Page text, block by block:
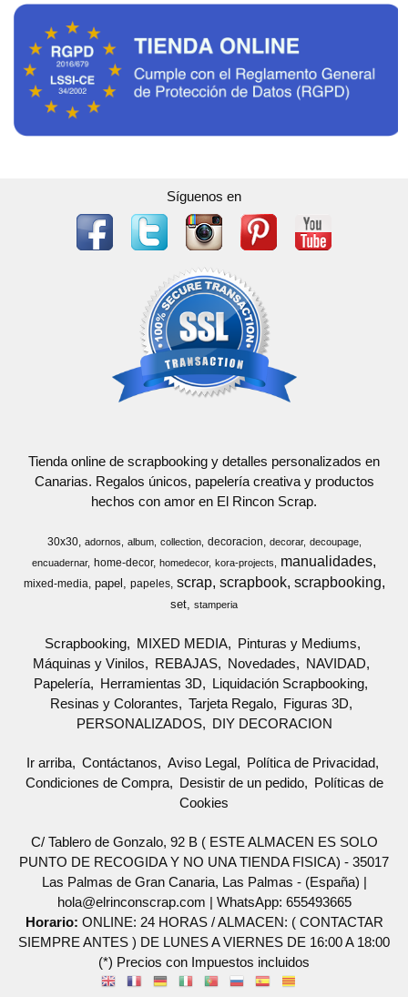
Síguenos en
Tienda online de scrapbooking y detalles personalizados en
Canarias. Regalos únicos, papelería creativa y productos
hechos con amor en El Rincon Scrap.
30x30 adornos album collection decoracion decorar
decoupage
encuadernar
home-decor homedecor kora-projects manualidades
mixed-media papel papeles scrap scrapbook scrapbooking
set stamperia
Scrapbooking MIXED MEDIA
Pinturas y Mediums
Máquinas y Vinilos
REBAJAS Novedades
NAVIDAD
Papelería
Herramientas 3D
Liquidación Scrapbooking
Resinas y Colorantes
Tarjeta Regalo
Figuras 3D
PERSONALIZADOS
DIY DECORACION
Ir arriba Contáctanos Aviso Legal
Política de Privacidad
Condiciones de Compra
Desistir de un pedido
Políticas de
Cookies
C/ Tablero de Gonzalo, 92 B ( ESTE ALMACEN ES SOLO
PUNTO DE RECOGIDA Y NO UNA TIENDA FISICA) - 35017
Las Palmas de Gran Canaria, Las Palmas - (España) |
hola@elrinconscrap.com | WhatsApp: 655493665
Horario: ONLINE: 24 HORAS / ALMACEN: ( CONTACTAR
SIEMPRE ANTES ) DE LUNES A VIERNES DE 16:00 A 18:00
(*) Precios con Impuestos incluidos